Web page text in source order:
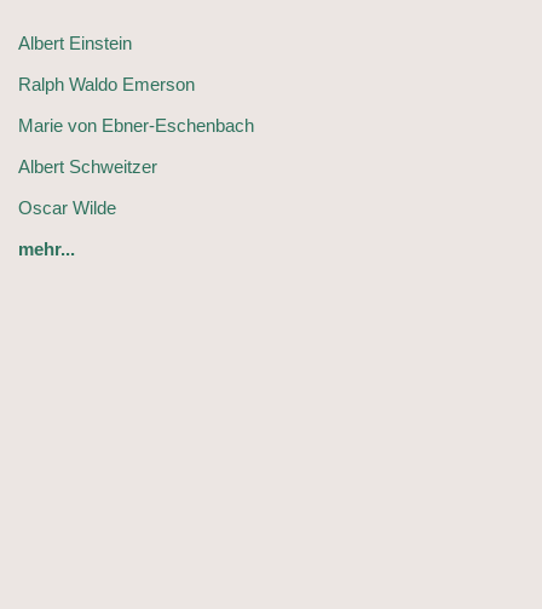
Albert Einstein
Ralph Waldo Emerson
Marie von Ebner-Eschenbach
Albert Schweitzer
Oscar Wilde
mehr...